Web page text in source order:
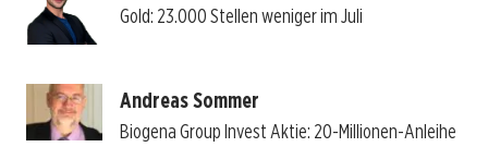
Gold: 23.000 Stellen weniger im Juli
Andreas Sommer
Biogena Group Invest Aktie: 20-Millionen-Anleihe